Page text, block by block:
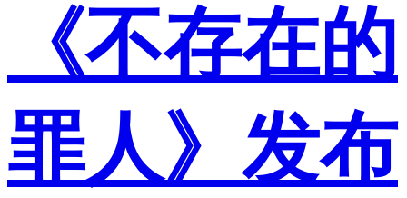
《不存在的
罪人》发布